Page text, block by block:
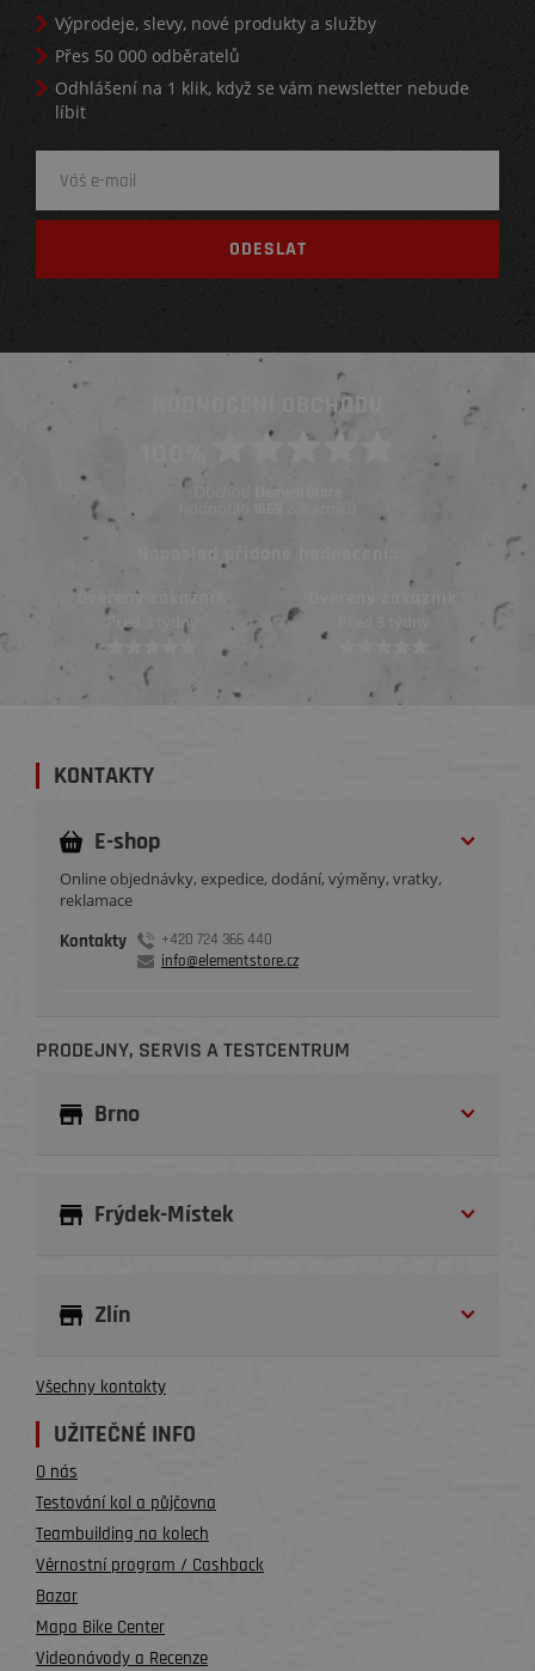
Výprodeje, slevy, nové produkty a služby
Přes 50 000 odběratelů
Odhlášení na 1 klik, když se vám newsletter nebude
líbit
HODNOCENÍ OBCHODU
Obchod ElementStore
hodnotilo
Naposled přidané hodnocení::
Ověřený zákazník
Před 3 týdny
KONTAKTY
E-shop
Online objednávky, expedice, dodání, výměny, vratky,
reklamace
Kontakty
+420 724 366 440
info@elementstore.cz
PRODEJNY, SERVIS A TESTCENTRUM
Brno
Frýdek-Místek
Zlín
Všechny kontakty
UŽITEČNÉ INFO
O nás
Testování kol a půjčovna
Teambuilding na kolech
Věrnostní program / Cashback
Bazar
Mapa Bike Center
Videonávody a Recenze